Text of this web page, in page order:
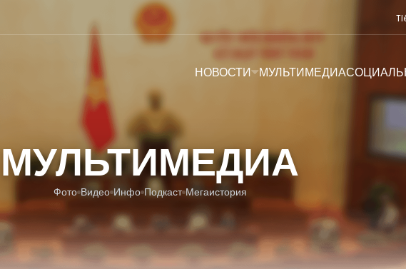
НОВОСТИ МУЛЬТИМЕДИА
МУЛЬТИМЕДИА
Фото Видео Инфо Подкаст Мегаистория